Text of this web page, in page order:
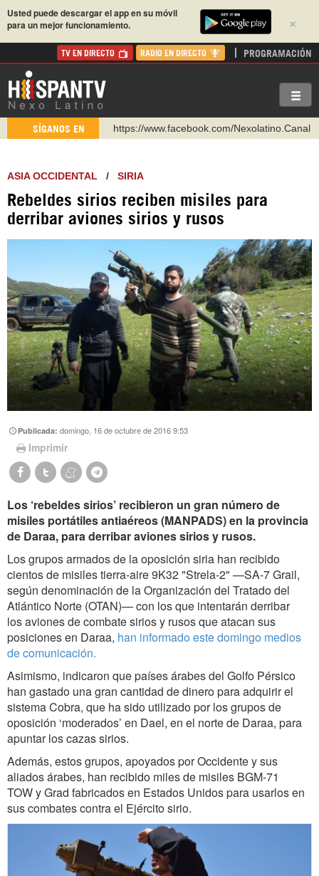
×
Usted puede descargar el app en su móvil
para un mejor funcionamiento.
TV EN DIRECTO RADIO EN DIRECTO PROGRAMACIÓN
SÍGANOS EN https://www.facebook.com/Nexolatino.Canal
https://www.youtube.com/@nexo_latino
https://t.me/hispantvcanal
https://urmedium.com/c/hispantv
WhatsApp y Viber: +98 921 79 29 404
Instagram como: hispan_tv
ASIA OCCIDENTAL / SIRIA
Rebeldes sirios reciben misiles para
derribar aviones sirios y rusos
Publicada:domingo, 16 de octubre de 2016 9:53
Imprimir
Los ‘rebeldes sirios’ recibieron un gran número de
misiles portátiles antiaéreos (MANPADS) en la provincia
de Daraa, para derribar aviones sirios y rusos.
Los grupos armados de la oposición siria han recibido
cientos de misiles tierra-aire 9K32 "Strela-2" —SA-7 Grail,
según denominación de la Organización del Tratado del
Atlántico Norte (OTAN)— con los que intentarán derribar
los aviones de combate sirios y rusos que atacan sus
posiciones en Daraa, han informado este domingo medios
de comunicación.
Asimismo, indicaron que países árabes del Golfo Pérsico
han gastado una gran cantidad de dinero para adquirir el
sistema Cobra, que ha sido utilizado por los grupos de
oposición ‘moderados’ en Dael, en el norte de Daraa, para
apuntar los cazas sirios.
Además, estos grupos, apoyados por Occidente y sus
aliados árabes, han recibido miles de misiles BGM-71
TOW y Grad fabricados en Estados Unidos para usarlos en
sus combates contra el Ejército sirio.